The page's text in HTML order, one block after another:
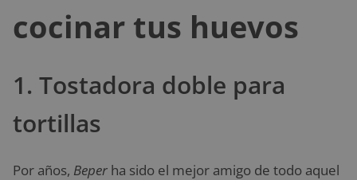
cocinar tus huevos
1. Tostadora doble para
tortillas
Por años, Beper ha sido el mejor amigo de todo aquel